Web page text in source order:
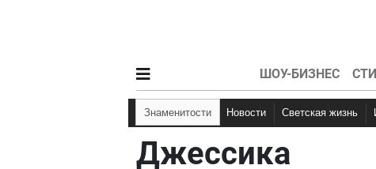
ШОУ-БИЗНЕС
Знаменитости Новости Светская жизнь
Джессика